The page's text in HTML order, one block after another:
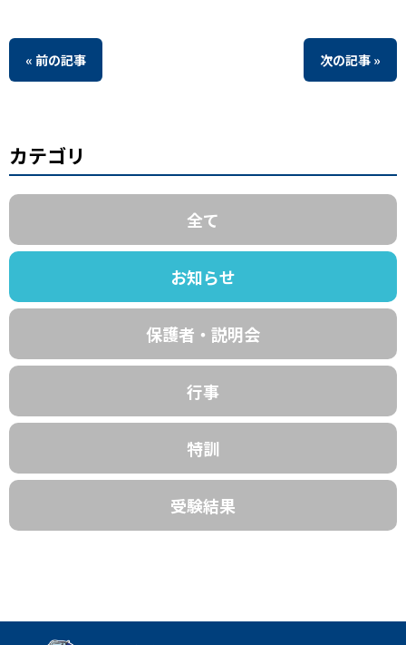
« 前の記事 次の記事 »
カテゴリ
全て
お知らせ
保護者・説明会
行事
特訓
受験結果